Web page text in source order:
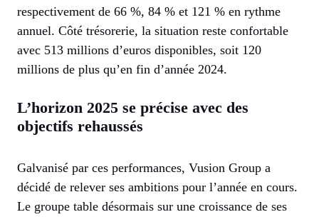
respectivement de 66 %, 84 % et 121 % en rythme
annuel. Côté trésorerie, la situation reste confortable
avec 513 millions d’euros disponibles, soit 120
millions de plus qu’en fin d’année 2024.
L’horizon 2025 se précise avec des
objectifs rehaussés
Galvanisé par ces performances, Vusion Group a
décidé de relever ses ambitions pour l’année en cours.
Le groupe table désormais sur une croissance de ses